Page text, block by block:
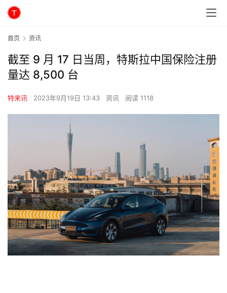
首页 资讯
截至 9 月 17 日当周，特斯拉中国保险注册
量达 8,500 台
特来讯 2023年9月19日 13:43 资讯 阅读 1118